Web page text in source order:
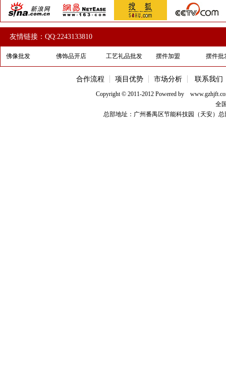
友情链接：QQ:2243133810
佛像批发 佛饰品开店 工艺礼品批发 摆件加盟 摆件批
合作流程 项目优势 市场分析 联系我们
Copyright © 2011-2012 Powered by
全
总部地址：广州番禺区节能科技园（天安）